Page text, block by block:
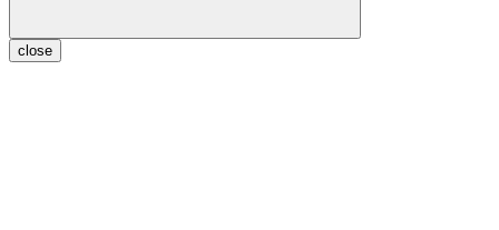
close